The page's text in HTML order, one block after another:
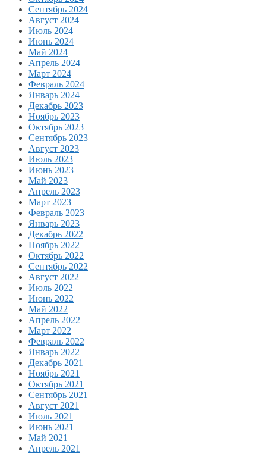
Сентябрь 2024
Август 2024
Июль 2024
Июнь 2024
Май 2024
Апрель 2024
Март 2024
Февраль 2024
Январь 2024
Декабрь 2023
Ноябрь 2023
Октябрь 2023
Сентябрь 2023
Август 2023
Июль 2023
Июнь 2023
Май 2023
Апрель 2023
Март 2023
Февраль 2023
Январь 2023
Декабрь 2022
Ноябрь 2022
Октябрь 2022
Сентябрь 2022
Август 2022
Июль 2022
Июнь 2022
Май 2022
Апрель 2022
Март 2022
Февраль 2022
Январь 2022
Декабрь 2021
Ноябрь 2021
Октябрь 2021
Сентябрь 2021
Август 2021
Июль 2021
Июнь 2021
Май 2021
Апрель 2021